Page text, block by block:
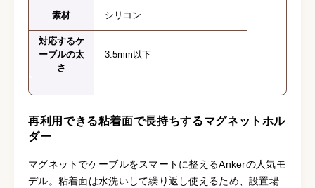
素材 シリコン
対応するケ
ーブルの太
さ
3.5mm以下
再利用できる粘着面で長持ちするマグネットホル
ダー
マグネットでケーブルをスマートに整えるAnkerの人気モ
デル。粘着面は水洗いして繰り返し使えるため、設置場